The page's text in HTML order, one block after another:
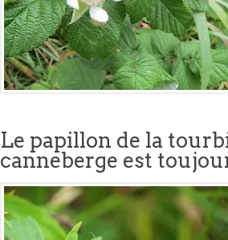
Le papillon de la
canneberge est